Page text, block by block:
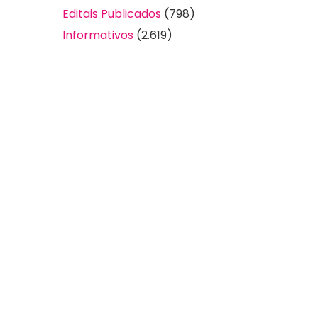
Editais Publicados (798)
Informativos (2.619)